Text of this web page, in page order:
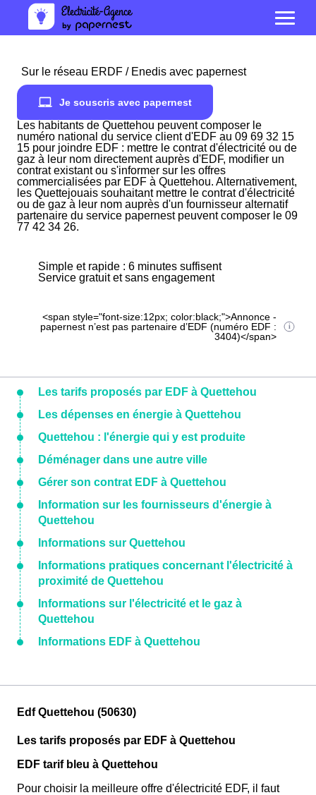
Sur le réseau ERDF / Enedis avec papernest
Je souscris avec papernest
Les habitants de Quettehou peuvent composer le
numéro national du service client d'EDF au 09 69 32 15
15 pour joindre EDF : mettre le contrat d'électricité ou de
gaz à leur nom directement auprès d'EDF, modifier un
contrat existant ou s'informer sur les offres
commercialisées par EDF à Quettehou. Alternativement,
les Quettejouais souhaitant mettre le contrat d'électricité
ou de gaz à leur nom auprès d'un fournisseur alternatif
partenaire du service papernest peuvent composer le 09
77 42 34 26.
Simple et rapide : 6 minutes suffisent
Service gratuit et sans engagement
<span style="font-size:12px; color:black;">Annonce -
papernest n’est pas partenaire d’EDF (numéro EDF :
3404)</span>
Les tarifs proposés par EDF à Quettehou
Les dépenses en énergie à Quettehou
Quettehou : l'énergie qui y est produite
Déménager dans une autre ville
Gérer son contrat EDF à Quettehou
Information sur les fournisseurs d'énergie à
Quettehou
Informations sur Quettehou
Informations pratiques concernant l'électricité à
proximité de Quettehou
Informations sur l'électricité et le gaz à
Quettehou
Informations EDF à Quettehou
Edf Quettehou (50630)
Les tarifs proposés par EDF à Quettehou
EDF tarif bleu à Quettehou
Pour choisir la meilleure offre d'électricité EDF, il faut